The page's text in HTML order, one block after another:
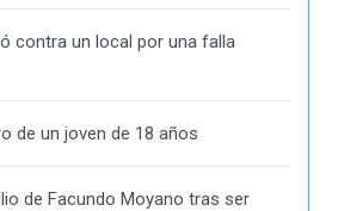
contra un local por una falla
de un joven de 18 años
de Facundo Moyano tras ser